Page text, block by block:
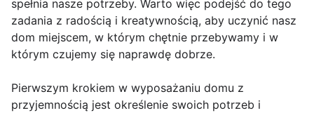
spełnia nasze potrzeby. Warto więc podejść do tego
zadania z radością i kreatywnością, aby uczynić nasz
dom miejscem, w którym chętnie przebywamy i w
którym czujemy się naprawdę dobrze.
Pierwszym krokiem w wyposażaniu domu z
przyjemnością jest określenie swoich potrzeb i